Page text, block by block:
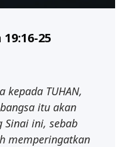
25
kepada TUHAN,
bangsa itu akan
Sinai ini, sebab
memperingatkan